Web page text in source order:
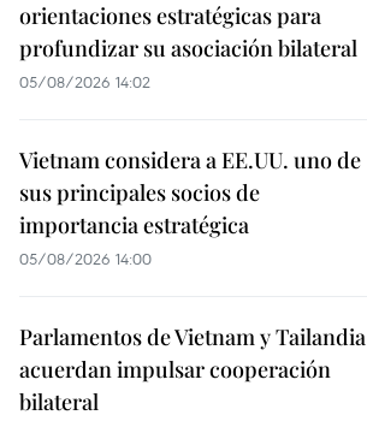
orientaciones estratégicas para
profundizar su asociación bilateral
05/08/2026 14:02
Vietnam considera a EE.UU. uno de
sus principales socios de
importancia estratégica
05/08/2026 14:00
Parlamentos de Vietnam y Tailandia
acuerdan impulsar cooperación
bilateral